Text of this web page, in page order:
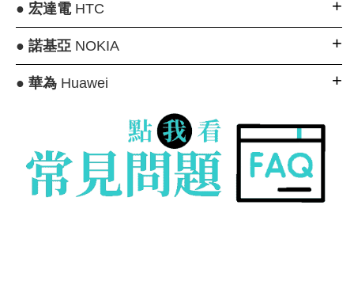
● 宏達電HTC
● 諾基亞NOKIA
● 華為Huawei